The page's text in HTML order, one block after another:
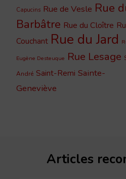
Capucins Rue de Vesle Rue
Barbâtre Rue du Cloître
Couchant Rue du Jard
Eugène Desteuque Rue Lesage
André Saint-Remi Sainte-
Geneviève
Articles